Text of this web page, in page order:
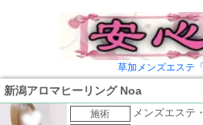
草加メンズエステ
新潟アロマヒーリング Noa
施術
メンズエステ